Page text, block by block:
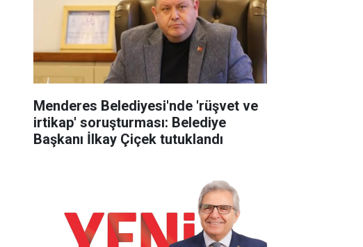
Menderes Belediyesi'nde 'rüşvet ve
irtikap' soruşturması: Belediye
Başkanı İlkay Çiçek tutuklandı